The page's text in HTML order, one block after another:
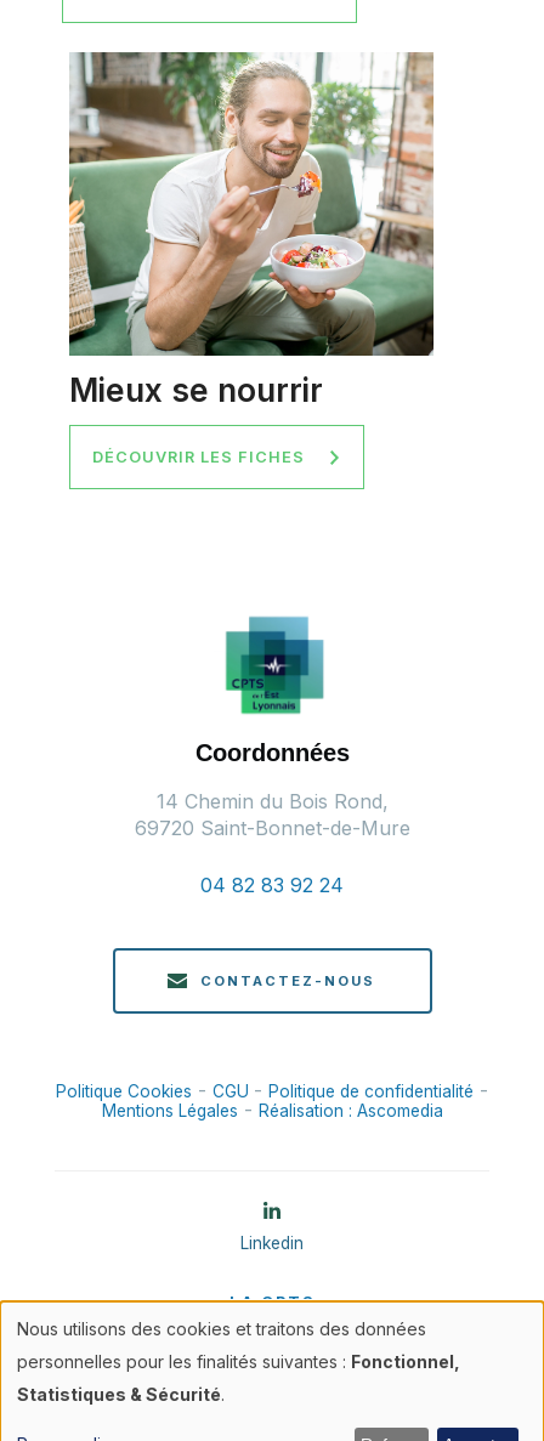
Mieux se nourrir
DÉCOUVRIR LES FICHES
Coordonnées
14 Chemin du Bois Rond,
69720 Saint-Bonnet-de-Mure
04 82 83 92 24
CONTACTEZ-NOUS
Politique Cookies - CGU - Politique de confidentialité -
Mentions Légales - Réalisation : Ascomedia
Linkedin
LA CPTS
NOS MISSIONS
NOS ACTIONS
FICHES INFOS
Utilisation
des
Nous utilisons des cookies et traitons des données
personnelles pour les finalités suivantes : Fonctionnel,
Statistiques & Sécurité.